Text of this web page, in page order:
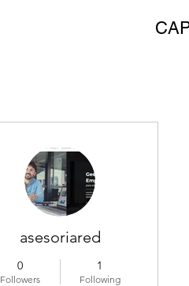
asesoriared
0
Followers
1
Following